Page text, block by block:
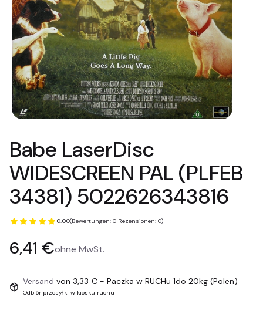
Babe LaserDisc
WIDESCREEN PAL (PLFEB
34381) 5022626343816
0.00(Bewertungen: 0 Rezensionen: 0)
Preis
6,41 €ohne MwSt.
Versand von 3,33 € - Paczka w RUCHu 1do 20kg (Polen)
Odbiór przesyłki w kiosku ruchu